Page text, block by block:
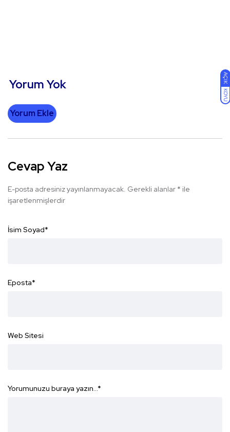
AÇIK
KOYU
Yorum Yok
Yorum Ekle
Cevap Yaz
E-posta adresiniz yayınlanmayacak. Gerekli alanlar * ile
işaretlenmişlerdir
İsim Soyad*
Eposta*
Web Sitesi
Yorumunuzu buraya yazın...*